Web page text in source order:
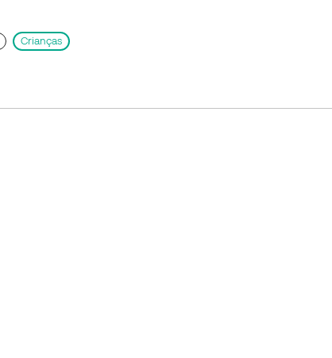
Crianças